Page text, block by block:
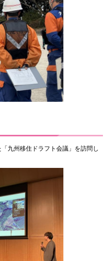
九州移住ドラフト会議」を訪問し